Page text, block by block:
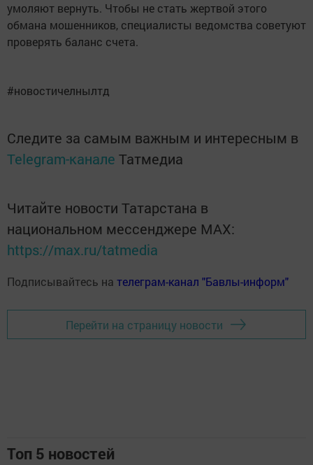
умоляют вернуть. Чтобы не стать жертвой этого
обмана мошенников, специалисты ведомства советуют
проверять баланс счета.
#новостичелнылтд
Следите за самым важным и интересным в
Telegram-канале Татмедиа
Читайте новости Татарстана в
национальном мессенджере MАХ:
https://max.ru/tatmedia
Подписывайтесь на телеграм-канал "Бавлы-информ"
Перейти на страницу новости
Топ 5 новостей